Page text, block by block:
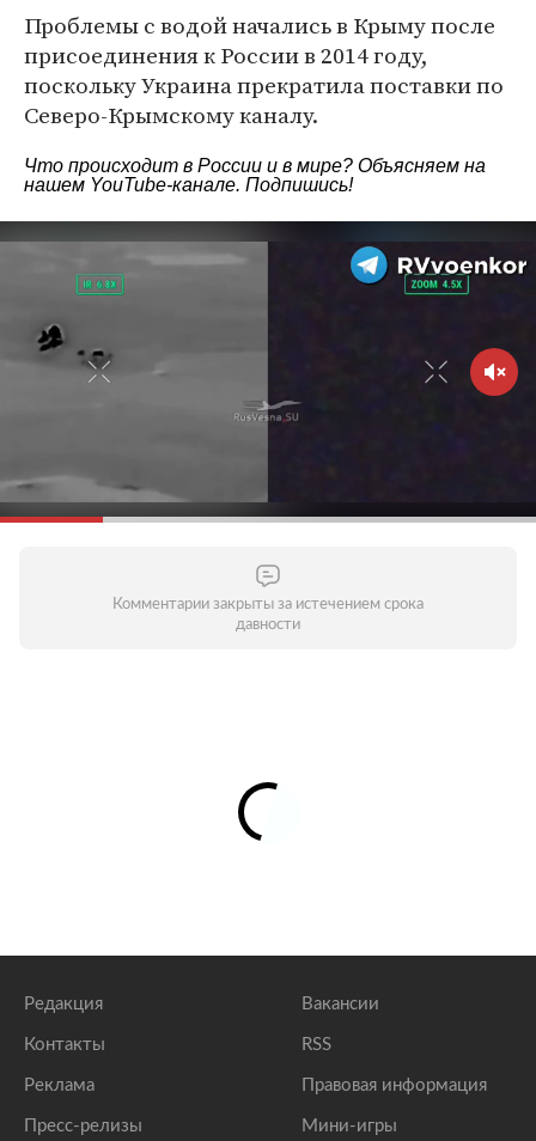
Проблемы с водой начались в Крыму после
присоединения к России в 2014 году,
поскольку Украина прекратила поставки по
Северо-Крымскому каналу.
Что происходит в России и в мире? Объясняем на
нашем YouTube-канале. Подпишись!
Комментарии закрыты за истечением срока
давности
Редакция
Контакты
Реклама
Пресс-релизы
Вакансии
RSS
Правовая информация
Мини-игры